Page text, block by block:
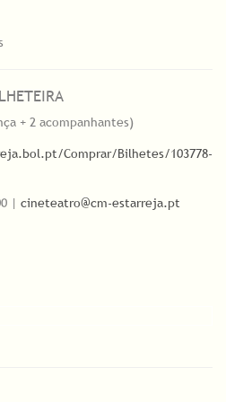
+ 2 acompanhantes)
Comprar/Bilhetes/103778-
| cineteatro@cm-estarreja.pt